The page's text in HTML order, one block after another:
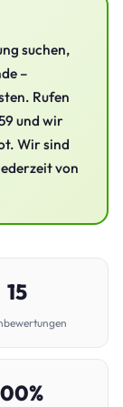
suchen,
–
Rufen
und wir
Wir sind
von
15